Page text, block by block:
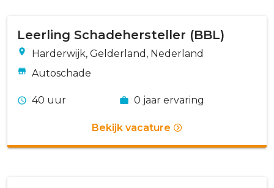
Leerling Schadehersteller (BBL)
Harderwijk, Gelderland, Nederland
Autoschade
40 uur 0 jaar ervaring
Bekijk vacature